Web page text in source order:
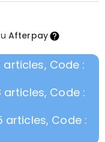
Afterpay
articles, Code :
articles, Code :
articles, Code :